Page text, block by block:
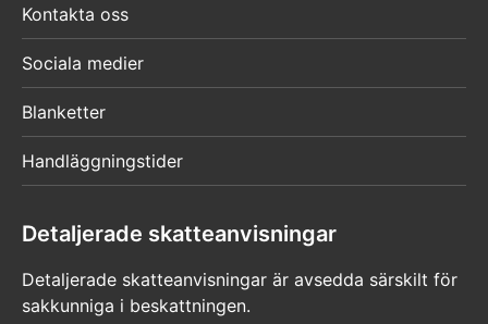
Kontakta oss
Sociala medier
Blanketter
Handläggningstider
Detaljerade skatteanvisningar
Detaljerade skatteanvisningar är avsedda särskilt för
sakkunniga i beskattningen.